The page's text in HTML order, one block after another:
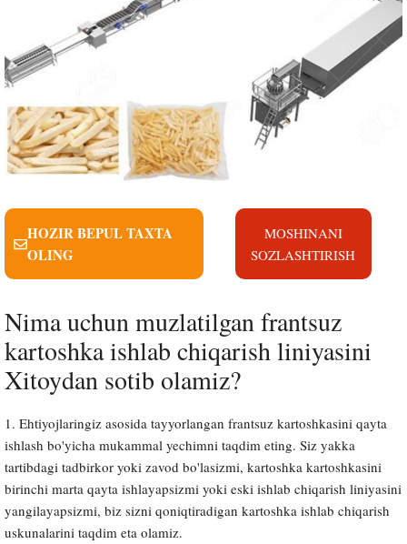
HOZIR BEPUL TAXTA
OLING
MOSHINANI
SOZLASHTIRISH
Nima uchun muzlatilgan frantsuz
kartoshka ishlab chiqarish liniyasini
Xitoydan sotib olamiz?
1. Ehtiyojlaringiz asosida tayyorlangan frantsuz kartoshkasini qayta
ishlash bo'yicha mukammal yechimni taqdim eting. Siz yakka
tartibdagi tadbirkor yoki zavod bo'lasizmi, kartoshka kartoshkasini
birinchi marta qayta ishlayapsizmi yoki eski ishlab chiqarish liniyasini
yangilayapsizmi, biz sizni qoniqtiradigan kartoshka ishlab chiqarish
uskunalarini taqdim eta olamiz.